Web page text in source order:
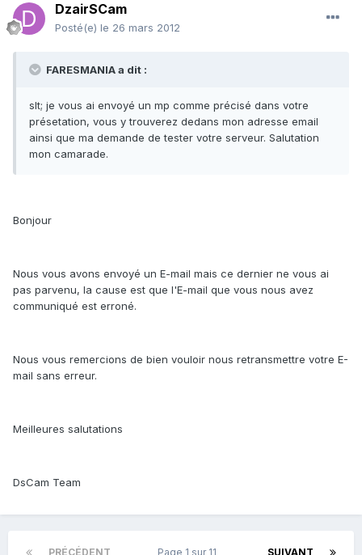
DzairSCam
Posté(e) le 26 mars 2012
FARESMANIA a dit :
slt; je vous ai envoyé un mp comme précisé dans votre
présetation, vous y trouverez dedans mon adresse email
ainsi que ma demande de tester votre serveur. Salutation
mon camarade.
Bonjour
Nous vous avons envoyé un E-mail mais ce dernier ne vous ai
pas parvenu, la cause est que l'E-mail que vous nous avez
communiqué est erroné.
Nous vous remercions de bien vouloir nous retransmettre votre E-
mail sans erreur.
Meilleures salutations
DsCam Team
PRÉCÉDENT SUIVANT
Page 1 sur 11